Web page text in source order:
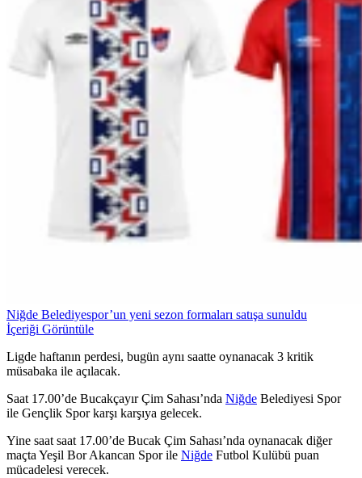
Niğde Belediyespor’un yeni sezon formaları satışa sunuldu
İçeriği Görüntüle
Ligde haftanın perdesi, bugün aynı saatte oynanacak 3 kritik
müsabaka ile açılacak.
Saat 17.00’de Bucakçayır Çim Sahası’nda Niğde Belediyesi Spor
ile Gençlik Spor karşı karşıya gelecek.
Yine saat saat 17.00’de Bucak Çim Sahası’nda oynanacak diğer
maçta Yeşil Bor Akancan Spor ile Niğde Futbol Kulübü puan
mücadelesi verecek.